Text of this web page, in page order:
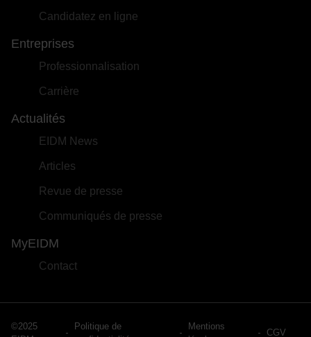
Candidatez en ligne
Entreprises
Professionnalisation
Carrière
Actualités
EIDM News
Articles
Revue de presse
Communiqués de presse
MyEIDM
Contact
©2025
Politique de
Mentions
CGV